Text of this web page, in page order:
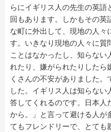
らにイギリス人の先生の英語
回もあります。しかもその英
な町に外出して、現地の人々
す。いきなり現地の人々に質
ことはなかったし、知らない
れたり、嫌がられたりしたら
くさんの不安がありました。
した。イギリス人は知らな
答してくれるのです。日本人
から。」と言って避ける人が
てもフレンドリーで、とても